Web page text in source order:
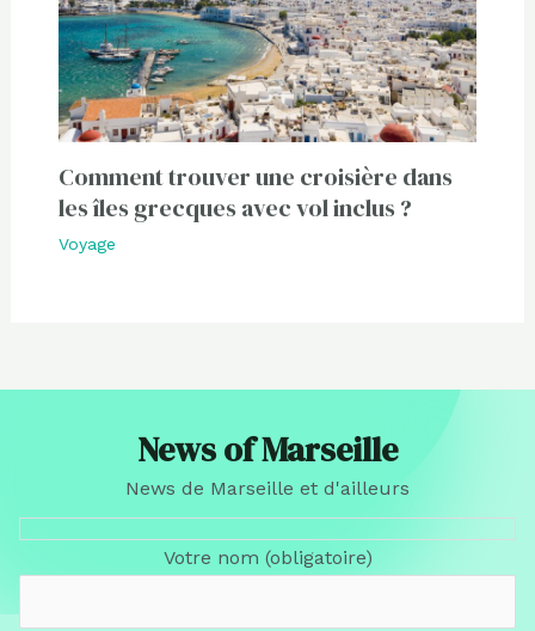
Comment trouver une croisière dans
les îles grecques avec vol inclus ?
Voyage
News of Marseille
News de Marseille et d'ailleurs
Votre nom (obligatoire)